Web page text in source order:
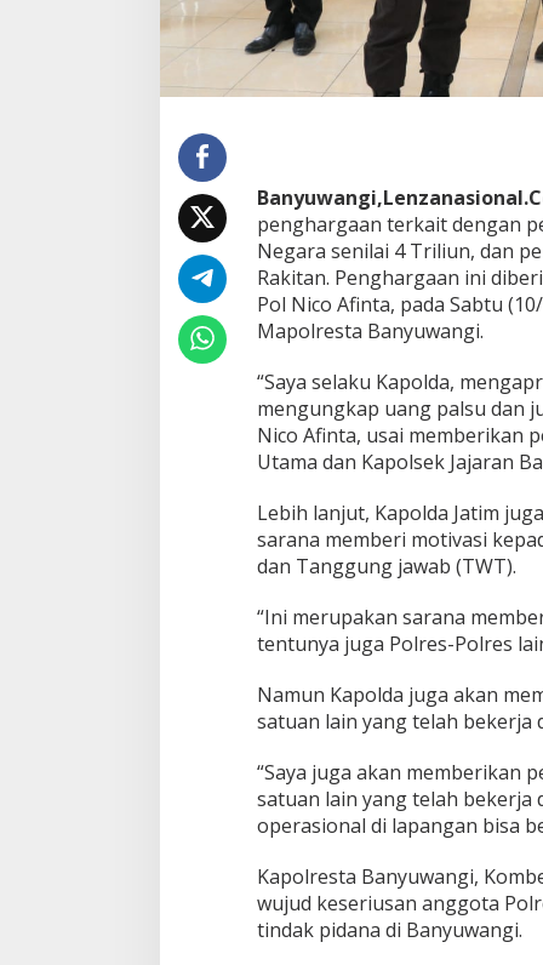
a
r
g
a
i
K
a
p
l
d
J
a
t
i
m
penghargaan terkait dengan
Negara senilai 4 Triliun, dan
Rakitan. Penghargaan ini
Pol Nico Afinta, pada Sabtu
Mapolresta Banyuwangi.
“Saya selaku Kapolda,
mengungkap uang palsu dan
Nico Afinta, usai memberikan
Utama dan Kapolsek Jajaran
Lebih lanjut, Kapolda Jatim
sarana memberi motivasi
dan Tanggung jawab (TWT).
“Ini merupakan sarana
tentunya juga Polres-Polres
Namun Kapolda juga akan
satuan lain yang telah bekerja
“Saya juga akan memberikan
satuan lain yang telah bekerja
operasional di lapangan bisa
Kapolresta Banyuwangi,
wujud keseriusan anggota
tindak pidana di Banyuwangi.